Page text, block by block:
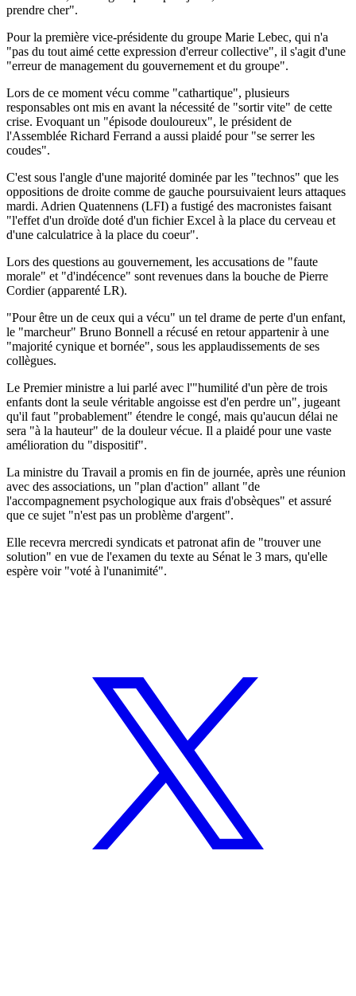
prendre cher".
Pour la première vice-présidente du groupe Marie Lebec, qui n'a
"pas du tout aimé cette expression d'erreur collective", il s'agit d'une
"erreur de management du gouvernement et du groupe".
Lors de ce moment vécu comme "cathartique", plusieurs
responsables ont mis en avant la nécessité de "sortir vite" de cette
crise. Evoquant un "épisode douloureux", le président de
l'Assemblée Richard Ferrand a aussi plaidé pour "se serrer les
coudes".
C'est sous l'angle d'une majorité dominée par les "technos" que les
oppositions de droite comme de gauche poursuivaient leurs attaques
mardi. Adrien Quatennens (LFI) a fustigé des macronistes faisant
"l'effet d'un droïde doté d'un fichier Excel à la place du cerveau et
d'une calculatrice à la place du coeur".
Lors des questions au gouvernement, les accusations de "faute
morale" et "d'indécence" sont revenues dans la bouche de Pierre
Cordier (apparenté LR).
"Pour être un de ceux qui a vécu" un tel drame de perte d'un enfant,
le "marcheur" Bruno Bonnell a récusé en retour appartenir à une
"majorité cynique et bornée", sous les applaudissements de ses
collègues.
Le Premier ministre a lui parlé avec l'"humilité d'un père de trois
enfants dont la seule véritable angoisse est d'en perdre un", jugeant
qu'il faut "probablement" étendre le congé, mais qu'aucun délai ne
sera "à la hauteur" de la douleur vécue. Il a plaidé pour une vaste
amélioration du "dispositif".
La ministre du Travail a promis en fin de journée, après une réunion
avec des associations, un "plan d'action" allant "de
l'accompagnement psychologique aux frais d'obsèques" et assuré
que ce sujet "n'est pas un problème d'argent".
Elle recevra mercredi syndicats et patronat afin de "trouver une
solution" en vue de l'examen du texte au Sénat le 3 mars, qu'elle
espère voir "voté à l'unanimité".